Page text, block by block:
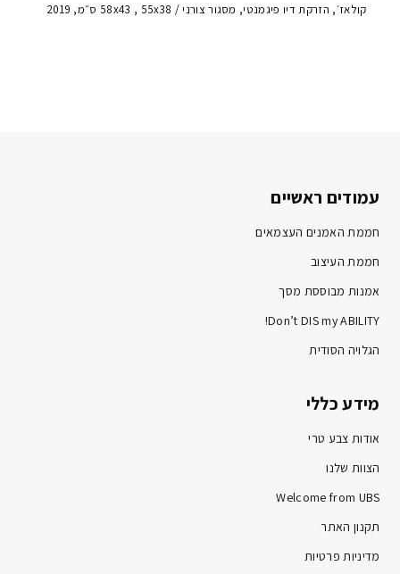
קולאז׳, הזרקת דיו פיגמנטי, מסגור צורני / 58x43 , 55x38 ס״מ, 2019
עמודים ראשיים
חממת האמנים העצמאים
חממת העיצוב
אמנות מבוססת מסך
Don’t DIS my ABILITY!
הגלויה הסודית
מידע כללי
אודות צבע טרי
הצוות שלנו
Welcome from UBS
תקנון האתר
מדיניות פרטיות